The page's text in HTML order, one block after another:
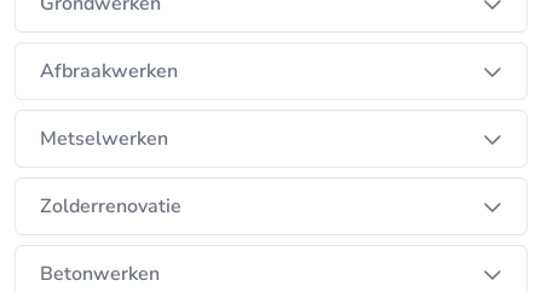
to give everyone the confidence that our services
will be professionally performed.
We treat each order individually, trying to meet the
deadlines specified in the contract with the client.
Measurements and estimates are free of charge.
Afbraakwerken
Metselwerken
Zolderrenovatie
Betonwerken